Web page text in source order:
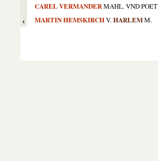
CAREL VERMANDERMAHL. VND POET
MARTIN HEMSKIRCHV.HARLEMM.